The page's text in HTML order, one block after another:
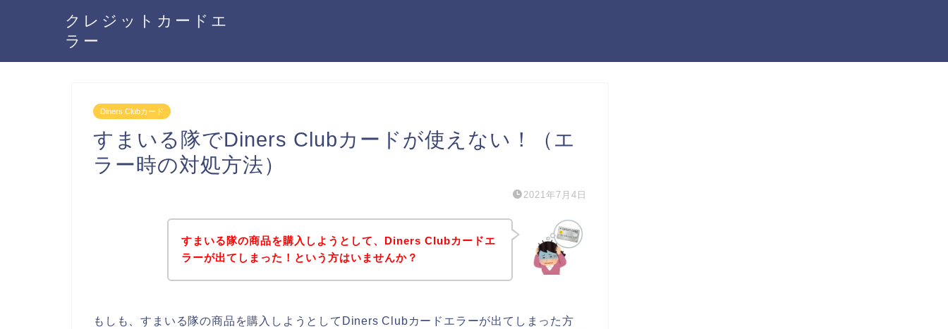
クレジットカードエ
ラー
Diners Clubカード
すまいる隊でDiners Clubカードが使えない！（エ
ラー時の対処方法）
2021年7月4日
すまいる隊の商品を購入しようとして、Diners Clubカードエ
ラーが出てしまった！という方はいませんか？
もしも、すまいる隊の商品を購入しようとしてDiners Clubカードエラーが出てしまった方